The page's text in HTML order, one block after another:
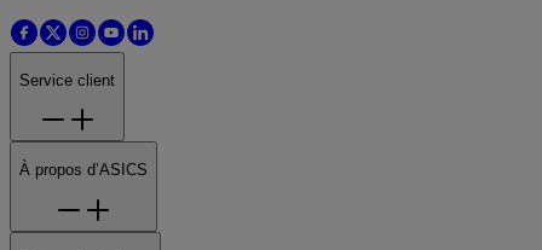
Service client
À propos d’ASICS